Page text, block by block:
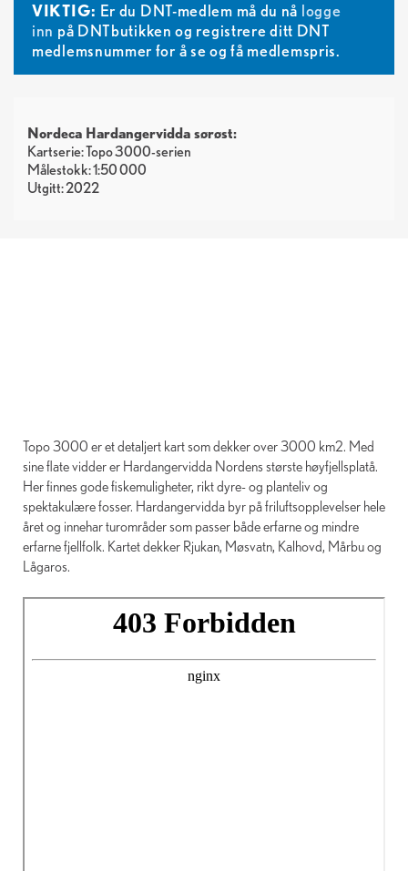
VIKTIG: Er du DNT-medlem må du nå logge
inn på DNTbutikken og registrere ditt DNT
medlemsnummer for å se og få medlemspris.
Nordeca Hardangervidda sørøst:
Kartserie: Topo 3000-serien
Målestokk: 1:50 000
Utgitt: 2022
Topo 3000 er et detaljert kart som dekker over 3000 km2. Med
sine flate vidder er Hardangervidda Nordens største høyfjellsplatå.
Her finnes gode fiskemuligheter, rikt dyre- og planteliv og
spektakulære fosser. Hardangervidda byr på friluftsopplevelser hele
året og innehar turområder som passer både erfarne og mindre
erfarne fjellfolk. Kartet dekker Rjukan, Møsvatn, Kalhovd, Mårbu og
Lågaros.